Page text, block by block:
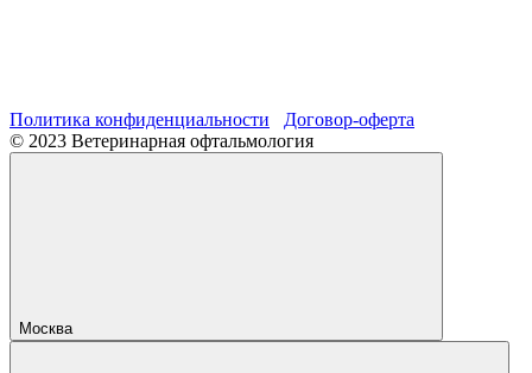
Политика конфиденциальности
Договор-оферта
© 2023 Ветеринарная офтальмология
Москва